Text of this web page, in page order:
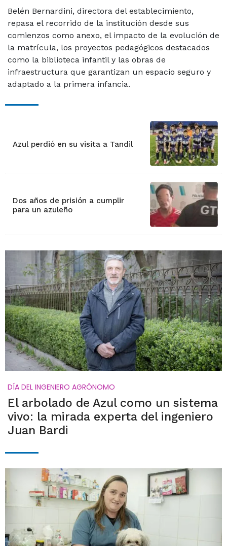
Belén Bernardini, directora del establecimiento,
repasa el recorrido de la institución desde sus
comienzos como anexo, el impacto de la evolución de
la matrícula, los proyectos pedagógicos destacados
como la biblioteca infantil y las obras de
infraestructura que garantizan un espacio seguro y
adaptado a la primera infancia.
Azul perdió en su visita a Tandil
Dos años de prisión a cumplir
para un azuleño
DÍA DEL INGENIERO AGRÓNOMO
El arbolado de Azul como un sistema
vivo: la mirada experta del ingeniero
Juan Bardi